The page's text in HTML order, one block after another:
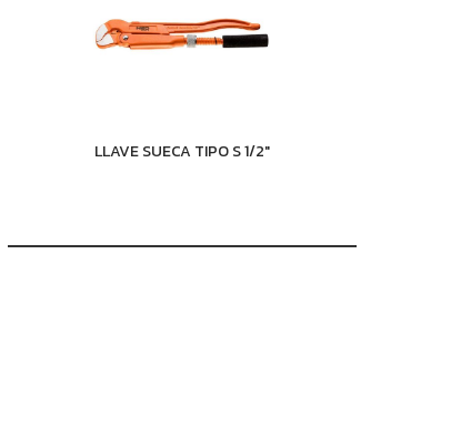
LLAVE SUECA TIPO S 1/2"